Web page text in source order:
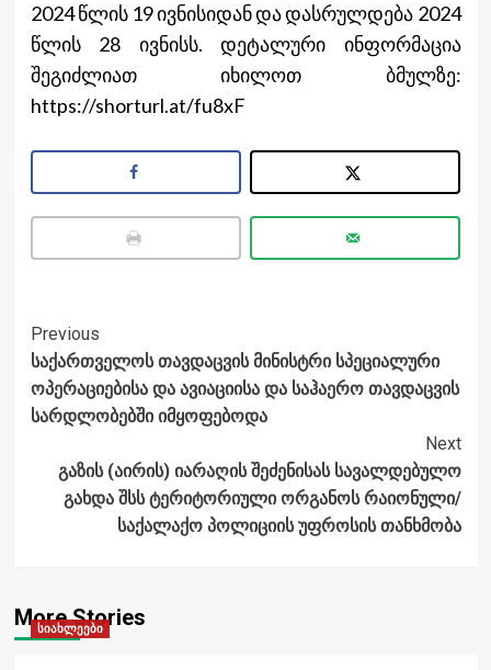
2024 წლის 19 ივნისიდან და დასრულდება 2024
წლის 28 ივნისს. დეტალური ინფორმაცია
შეგიძლიათ იხილოთ ბმულზე:
https://shorturl.at/fu8xF
Post
Navigation
Previous
საქართველოს თავდაცვის მინისტრი სპეციალური
ოპერაციებისა და ავიაციისა და საჰაერო თავდაცვის
სარდლობებში იმყოფებოდა
Next
გაზის (აირის) იარაღის შეძენისას სავალდებულო
გახდა შსს ტერიტორიული ორგანოს რაიონული/
საქალაქო პოლიციის უფროსის თანხმობა
More Stories
სიახლეები